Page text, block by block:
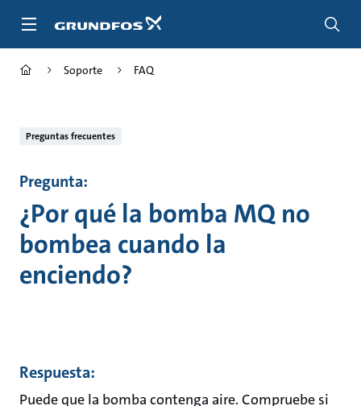
Soporte FAQ
Preguntas frecuentes
Pregunta:
¿Por qué la bomba MQ no
bombea cuando la
enciendo?
Respuesta:
Puede que la bomba contenga aire. Compruebe si